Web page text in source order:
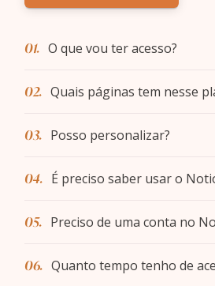
01. O que vou ter acesso?
Suporte
02. Quais páginas tem nesse
03. Posso personalizar?
04. É preciso saber usar o
05. Preciso de uma conta no
06. Quanto tempo tenho de